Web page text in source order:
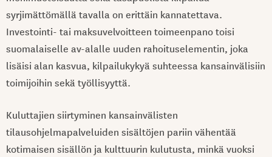
syrjimättömällä tavalla on erittäin kannatettava.
Investointi- tai maksuvelvoitteen toimeenpano toisi
suomalaiselle av-alalle uuden rahoituselementin, joka
lisäisi alan kasvua, kilpailukykyä suhteessa kansainvälisiin
toimijoihin sekä työllisyyttä.
Kuluttajien siirtyminen kansainvälisten
tilausohjelmapalveluiden sisältöjen pariin vähentää
kotimaisen sisällön ja kulttuurin kulutusta, minkä vuoksi